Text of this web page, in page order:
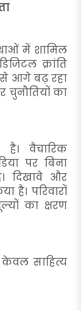
में शामिल
क्रांति
से आगे बढ़ रहा
का
वैचारिक
पर बिना
दिखावे और
है। परिवारों
का क्षरण
साहित्य